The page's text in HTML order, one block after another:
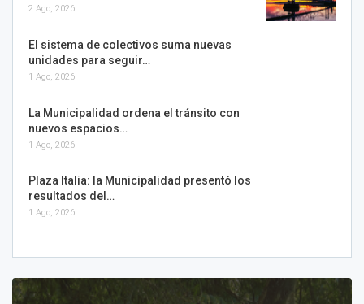
2 Ago, 2026
El sistema de colectivos suma nuevas
unidades para seguir…
1 Ago, 2026
La Municipalidad ordena el tránsito con
nuevos espacios…
1 Ago, 2026
Plaza Italia: la Municipalidad presentó los
resultados del…
1 Ago, 2026